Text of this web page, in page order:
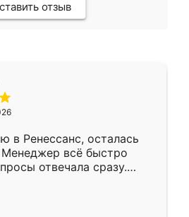
отзыв
в Ренессанс, осталась
Менеджер всё быстро
отвечала сразу.
в субботу, подошёл к
Собрали
аккуратно, даже